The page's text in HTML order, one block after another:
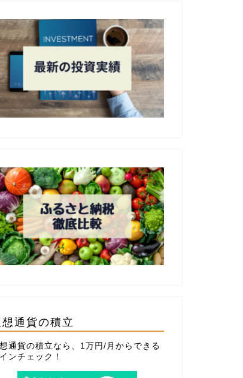
通貨の積立
通貨の積立なら、1万円/月からできる
ンチェック
！